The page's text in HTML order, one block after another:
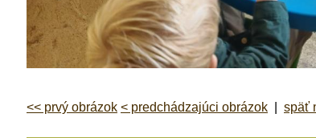
<< prvý obrázok < predchádzajúci obrázok späť